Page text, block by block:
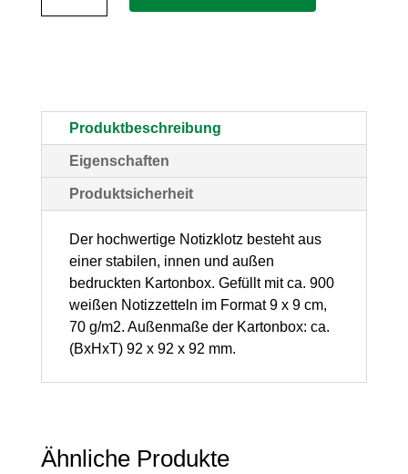
x
92
mm
weiß,
Stück
Produktbeschreibung
Eigenschaften
Produktsicherheit
Der hochwertige Notizklotz besteht aus
einer stabilen, innen und außen
bedruckten Kartonbox. Gefüllt mit ca. 900
weißen Notizzetteln im Format 9 x 9 cm,
70 g/m2. Außenmaße der Kartonbox: ca.
(BxHxT) 92 x 92 x 92 mm.
Ähnliche Produkte